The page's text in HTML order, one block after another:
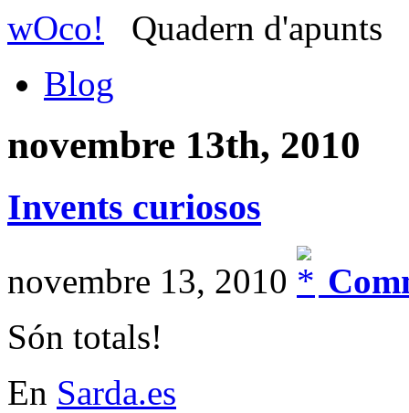
wOco!
Quadern d'apunts
Blog
novembre 13th, 2010
Invents curiosos
novembre 13, 2010
Són totals!
En Sarda.es